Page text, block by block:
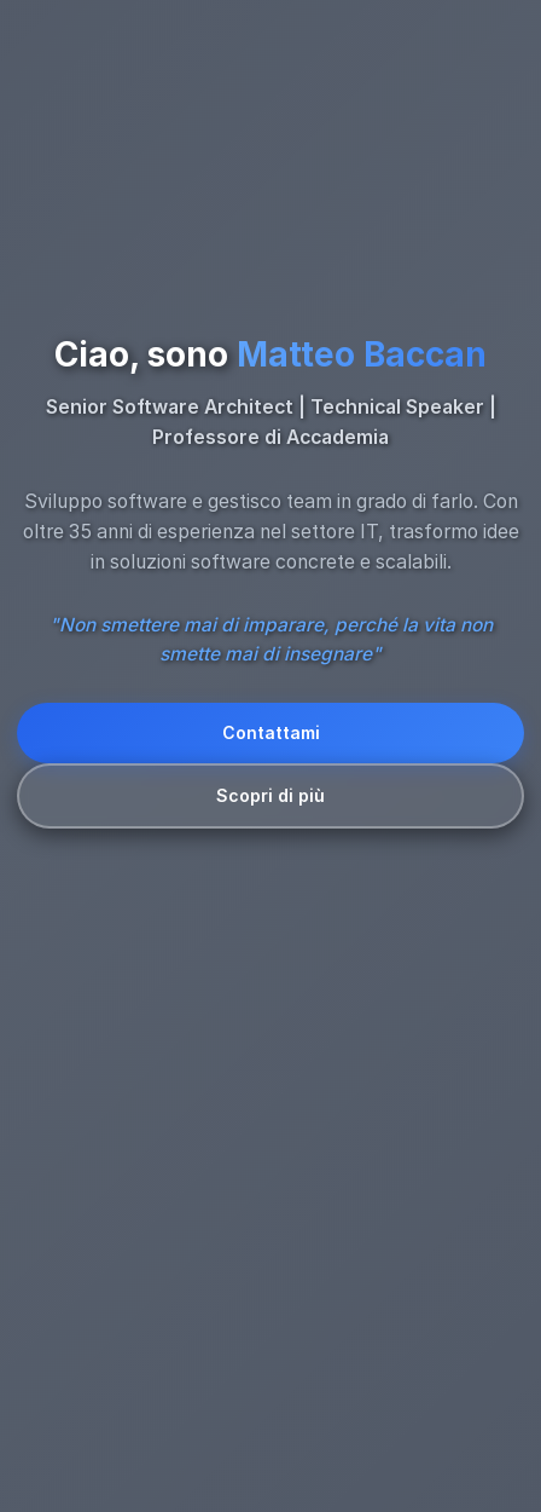
Ciao, sono Matteo Baccan
Senior Software Architect | Technical Speaker |
Professore di Accademia
Sviluppo software e gestisco team in grado di farlo. Con
oltre 35 anni di esperienza nel settore IT, trasformo idee
in soluzioni software concrete e scalabili.
"Non smettere mai di imparare, perché la vita non
smette mai di insegnare"
Contattami
Scopri di più